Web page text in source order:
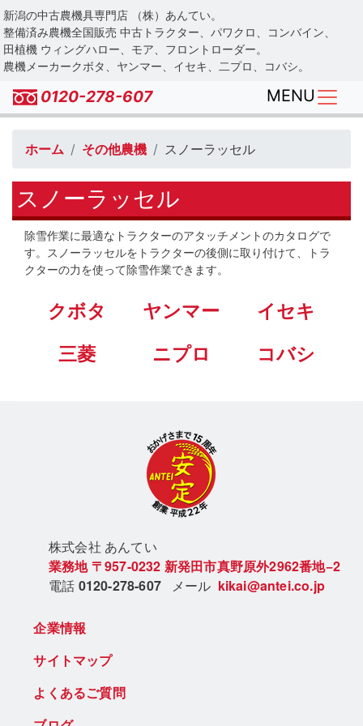
Skip
to
main
content
新潟の中古農機具専門店 （株）あんてい。
整備済み農機全国販売 中古トラクター、パワクロ、コンバイン、
田植機 ウィングハロー、モア、フロントローダー。
農機メーカークボタ、ヤンマー、イセキ、二プロ、コバシ。
0120-278-607 MENU
ホーム その他農機 スノーラッセル
スノーラッセル
除雪作業に最適なトラクターのアタッチメントのカタログで
す。スノーラッセルをトラクターの後側に取り付けて、トラ
クターの力を使って除雪作業できます。
クボタ ヤンマー
イセキ
三菱
ニプロ コバシ
株式会社 あんてい
業務地 〒957-0232 新発田市真野原外2962番地−2
電話 0120-278-607 メール kikai@antei.co.jp
企業情報
サイトマップ
よくあるご質問